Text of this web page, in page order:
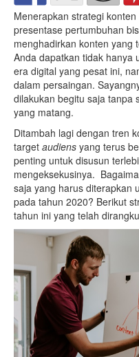
Menerapkan strategi
presentase pertumbuhan
menghadirkan konten yang
Anda dapatkan tidak hanya
era digital yang pesat ini,
dalam persaingan.
dilakukan begitu saja tanpa
yang matang.
Ditambah lagi dengan tren
target audiens yang terus
penting untuk disusun
mengeksekusinya.
saja yang harus diterapkan
pada tahun 2020? Berikut
tahun ini yang telah